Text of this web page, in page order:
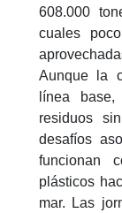
608.000
cuales
Aunque la
línea
residuos
desafíos
funcionan
plásticos
mar. Las